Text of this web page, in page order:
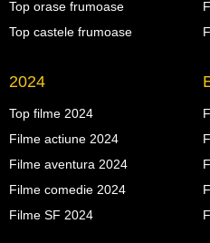
Top orase frumoase
Top castele frumoase
2024
Top filme 2024
Filme actiune 2024
Filme aventura 2024
Filme comedie 2024
Filme SF 2024